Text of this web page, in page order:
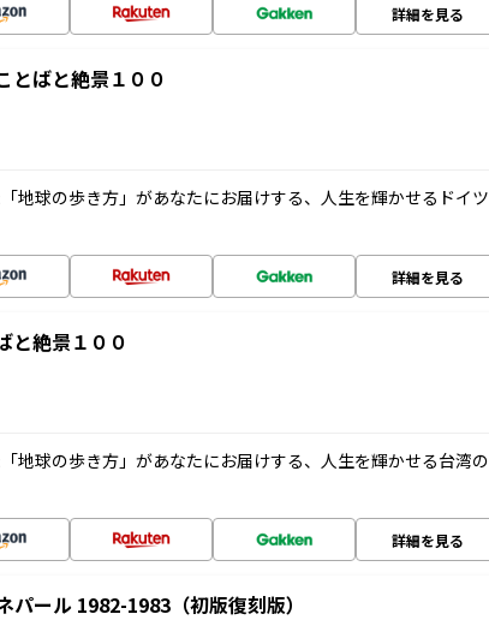
詳細を見る
とばと絶景１００
地球の歩き方」があなたにお届けする、人生を輝かせるドイツ
詳細を見る
と絶景１００
地球の歩き方」があなたにお届けする、人生を輝かせる台湾の
詳細を見る
ール 1982-1983（初版復刻版）